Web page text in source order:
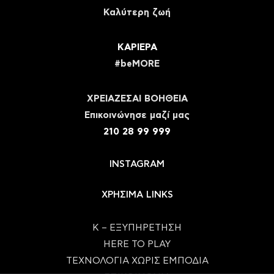
Καλύτερη ζωή
ΚΑΡΙΕΡΑ
#beMORE
ΧΡΕΙΑΖΕΣΑΙ ΒΟΗΘΕΙΑ
Eπικοινώνησε μαζί μας
210 28 99 999
INSTAGRAM
ΧΡΗΣΙΜΑ LINKS
Κ – ΕΞΥΠΗΡΕΤΗΣΗ
HERE TO PLAY
ΤΕΧΝΟΛΟΓΙΑ ΧΩΡΙΣ ΕΜΠΟΔΙΑ